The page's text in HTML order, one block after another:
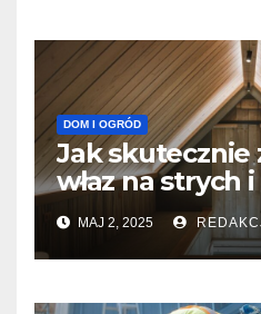
DOM I OGRÓD
Jak skutecznie
właz na strych
estetykę
MAJ 2, 2025